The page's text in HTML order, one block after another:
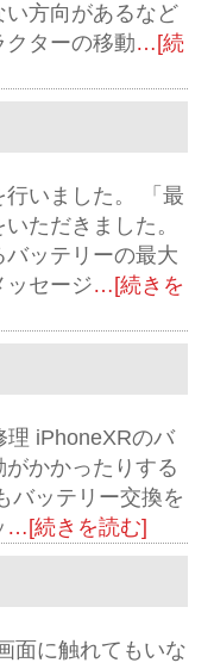
方向があるなど
ターの移動…[続
いました。 「最
ただきました。
ッテリーの最大
ッセージ…[続きを
理 iPhoneXRのバ
かかったりする
バッテリー交換を
…[続きを読む]
面に触れてもいな